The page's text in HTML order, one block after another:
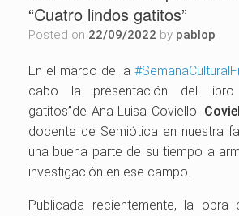
“Cuatro lindos gatitos”
Posted on 22/09/2022 by pablop
En el marco de la
cabo la presentación del libro
gatitos”de Ana Luisa Coviello.
docente de Semiótica en nuestra
una buena parte de su tiempo a
investigación en ese campo.
Publicada recientemente, la obra